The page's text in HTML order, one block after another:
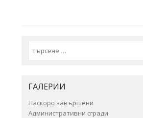
ГАЛЕРИИ
Наскоро завършени
Административни сгради